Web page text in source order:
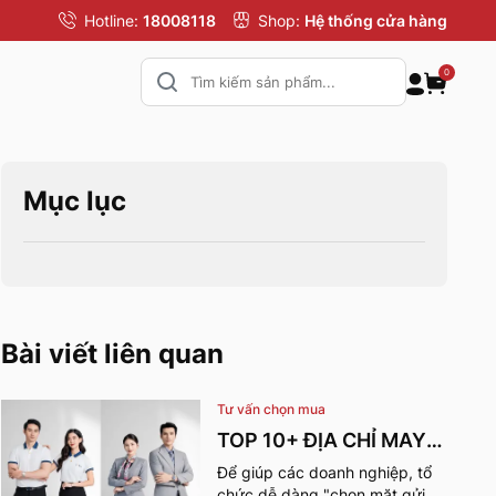
Hotline: 18008118 Shop: Hệ thống cửa hàng
0
Mục lục
Bài viết liên quan
Tư vấn chọn mua
TOP 10+ ĐỊA CHỈ MAY
ĐỒNG PHỤC CÔNG TY
Để giúp các doanh nghiệp, tổ